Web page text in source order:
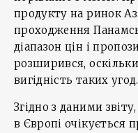
продукту на ринок
проходження
діапазон цін і
розширився,
вигідність таких угод.
Згідно з даними
в Європі очікується